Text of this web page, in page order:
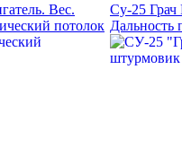
Вес.
потолок
Су-25 Грач
Дальность